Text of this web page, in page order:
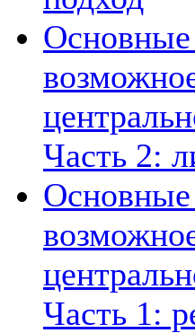
Часть 2:
Часть 1: